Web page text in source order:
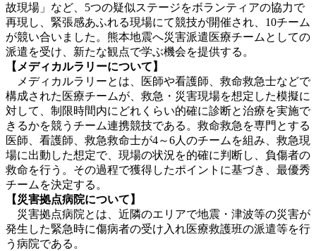
故現場」など、5つの疑似ステージをボランティアの協力で
再現し、緊張感あふれる現場にて競技が開催され、10チーム
が競い合いました。熊本地震へ災害派遣医療チームとしての
派遣を受け、新たな観点で学ぶ機会を提供する。
【メディカルラリーについて】
メディカルラリーとは、医師や看護師、救命救急士などで
構成された医療チームが、救急・災害現場を想定した模擬に
対して、制限時間内にどれくらい的確に診断と治療を実施で
きるかを競うチーム連携競技である。救命救急を専門とする
医師、看護師、救急救命士が4～6人のチームを組み、救急現
場に出動した想定で、現場の状況を的確に判断し、負傷者の
救命を行う。その過程で獲得したポイントに基づき、最優秀
チームを決定する。
【災害拠点病院について】
災害拠点病院とは、近隣のエリアで地震・津波等の災害が
発生した緊急時に傷病者の受け入れ医療救護班の派遣等を行
う病院である。